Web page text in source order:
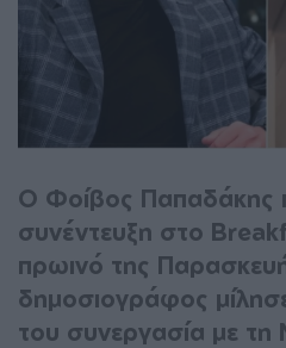
Ο Φοίβος Παπαδάκης
συνέντευξη στο
πρωινό της
δημοσιογράφος
του συνεργασία με τη